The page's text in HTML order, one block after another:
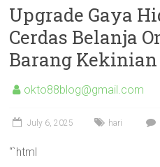
Upgrade Gaya
Cerdas Belanja
Barang Kekinian
okto88blog@gmail.com
July 6, 2025 hari
“`html